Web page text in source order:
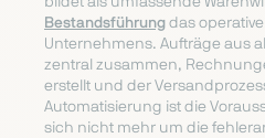
Bestandsführung das
Unternehmens. Aufträge aus
zentral zusammen,
erstellt und der
Automatisierung ist die
sich nicht mehr um die